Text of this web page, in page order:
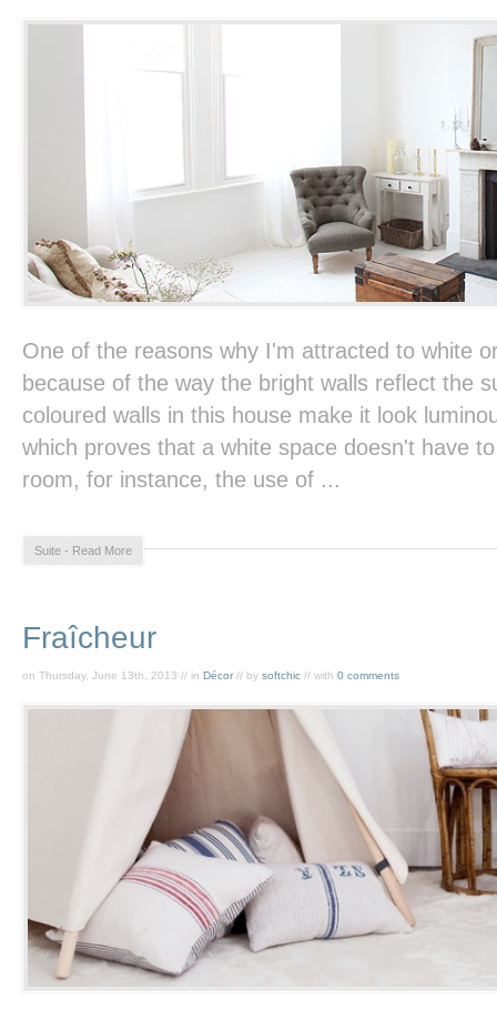
One of the reasons why I'm attracted to white
because of the way the bright walls reflect the
coloured walls in this house make it look
which proves that a white space doesn't have
room, for instance, the use of ...
Suite - Read More
Fraîcheur
on Thursday, June 13th, 2013 // in Décor // by softchic // with 0 comments